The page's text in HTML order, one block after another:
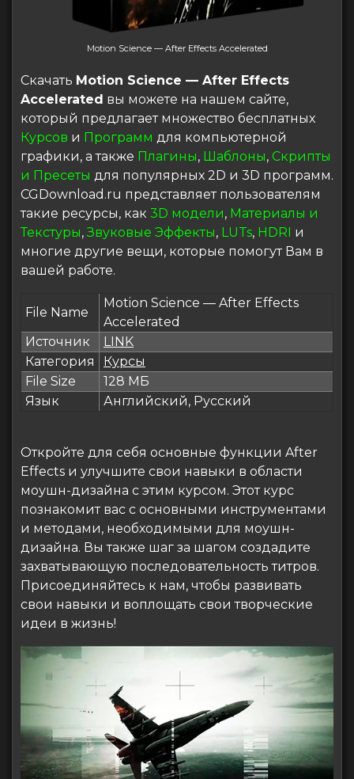
Motion Science — After Effects Accelerated
Скачать Motion Science — After Effects
Accelerated вы можете на нашем сайте,
который предлагает множество бесплатных
Курсов и Программ для компьютерной
графики, а также Плагины, Шаблоны, Скрипты
и Пресеты для популярных 2D и 3D программ.
CGDownload.ru представляет пользователям
такие ресурсы, как 3D модели, Материалы и
Текстуры,Звуковые Эффекты, LUTs, HDRI и
многие другие вещи, которые помогут Вам в
вашей работе.
File Name
Motion Science — After Effects
Accelerated
Источник
LINK
Категория
Курсы
File Size
128 МБ
Язык
Английский, Русский
Откройте для себя основные функции After
Effects и улучшите свои навыки в области
моушн-дизайна с этим курсом. Этот курс
познакомит вас с основными инструментами
и методами, необходимыми для моушн-
дизайна. Вы также шаг за шагом создадите
захватывающую последовательность титров.
Присоединяйтесь к нам, чтобы развивать
свои навыки и воплощать свои творческие
идеи в жизнь!